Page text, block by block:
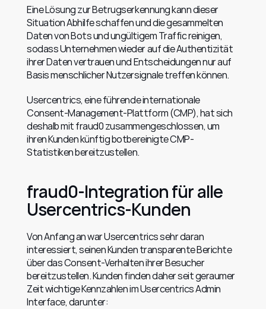
Eine Lösung zur Betrugserkennung kann dieser
Situation Abhilfe schaffen und die gesammelten
Daten von Bots und ungültigem Traffic reinigen,
sodass Unternehmen wieder auf die Authentizität
ihrer Daten vertrauen und Entscheidungen nur auf
Basis menschlicher Nutzersignale treffen können.
Usercentrics, eine führende internationale
Consent-Management-Plattform (CMP), hat sich
deshalb mit fraud0 zusammengeschlossen, um
ihren Kunden künftig botbereinigte CMP-
Statistiken bereitzustellen.
fraud0-Integration für alle
Usercentrics-Kunden
Von Anfang an war Usercentrics sehr daran
interessiert, seinen Kunden transparente Berichte
über das Consent-Verhalten ihrer Besucher
bereitzustellen. Kunden finden daher seit geraumer
Zeit wichtige Kennzahlen im Usercentrics Admin
Interface, darunter: